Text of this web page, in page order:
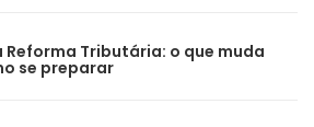
Reforma Tributária: o que muda
se preparar